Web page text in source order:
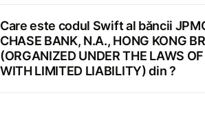
Care este codul Swift al băncii
CHASE BANK, N.A., HONG KONG
(ORGANIZED UNDER THE LAWS
WITH LIMITED LIABILITY) din ?